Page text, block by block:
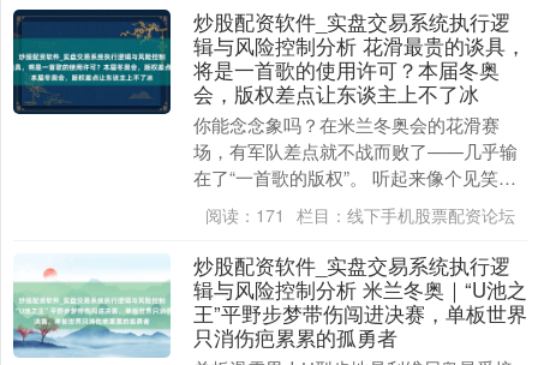
炒股配资软件_实盘交易系统执行逻
辑与风险控制分析 花滑最贵的谈具，
将是一首歌的使用许可？本届冬奥
会，版权差点让东谈主上不了冰
你能念念象吗？在米兰冬奥会的花滑赛
场，有军队差点就不战而败了——几乎输
在了“一首歌的版权”。 听起来像个见笑，
但它便是真事：本届冬奥期间，围绕花滑
选曲的版权纠纷....
阅读： 171 栏目： 线下手机股票配资论坛
炒股配资软件_实盘交易系统执行逻
辑与风险控制分析 米兰冬奥｜“U池之
王”平野步梦带伤闯进决赛，单板世界
只消伤疤累累的孤勇者